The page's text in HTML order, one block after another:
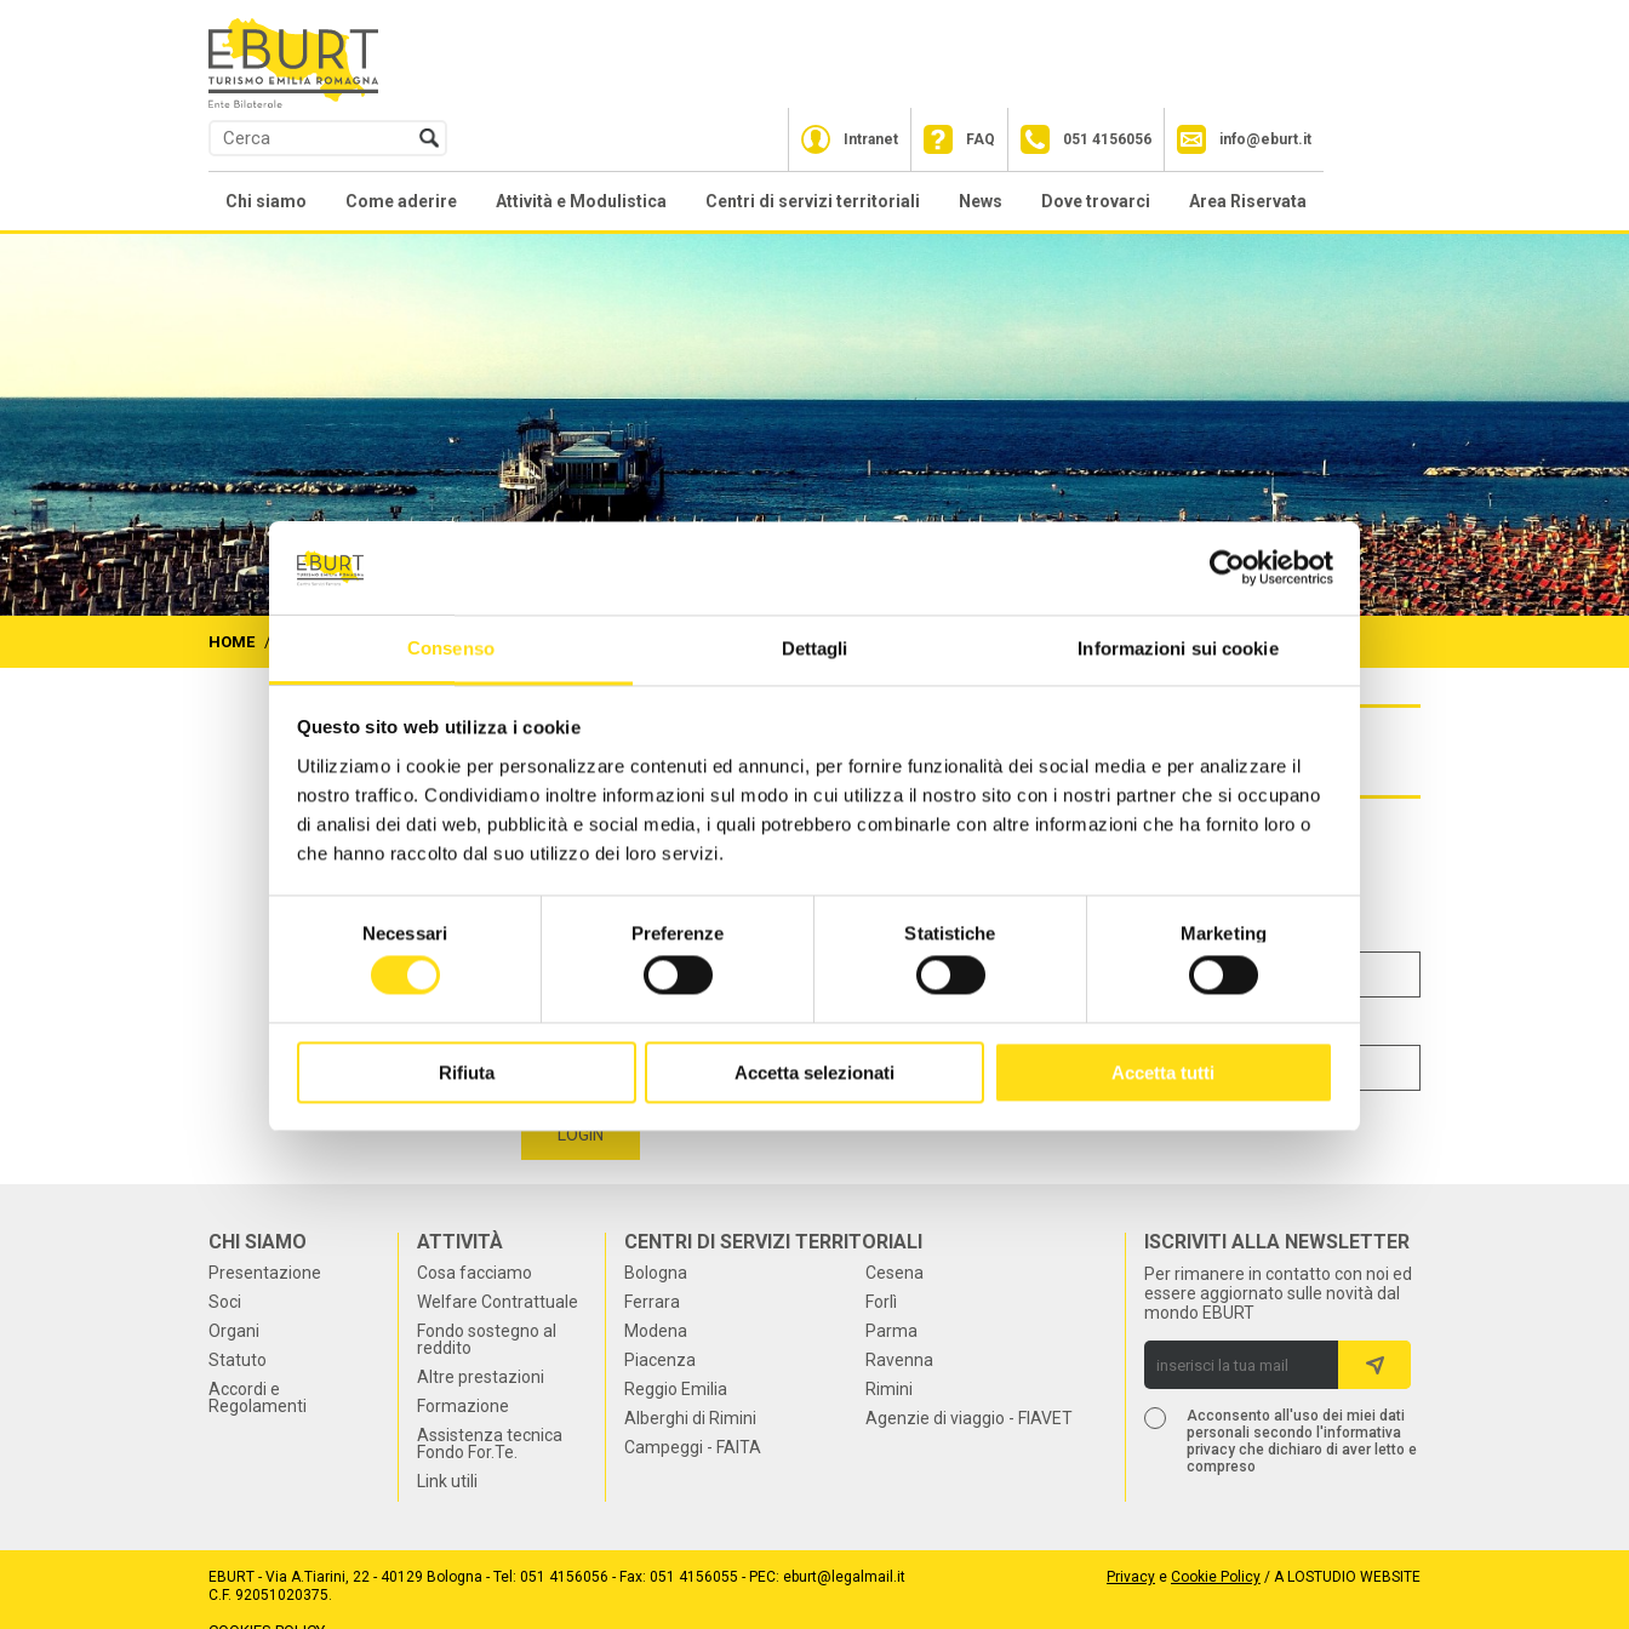
Consenso Dettagli Informazioni sui cookie
Questo sito web utilizza i cookie
Utilizziamo i cookie per personalizzare contenuti ed annunci, per fornire funzionalità dei social media e per analizzare il
nostro traffico. Condividiamo inoltre informazioni sul modo in cui utilizza il nostro sito con i nostri partner che si occupano
di analisi dei dati web, pubblicità e social media, i quali potrebbero combinarle con altre informazioni che ha fornito loro o
che hanno raccolto dal suo utilizzo dei loro servizi.
Necessari Preferenze Statistiche Marketing
Rifiuta Accetta selezionati Accetta tutti
Intranet FAQ 051 4156056 info@eburt.it
Chi siamo
Statuto
Accordi e Regolamenti
Come aderire Attività e Modulistica
Altre prestazioni
Formazione
Centri di servizi territoriali
CST Forlì
CST Modena
CST Ravenna
CST Alberghi di Rimini
News
2022
2021
Dove trovarci Area Riservata
HOME / /LOGIN
LOGIN
Attenzione! Questa pagina è accessibile solo alla segreteria di EBURT.
Password:
CHI SIAMO
Presentazione
Soci
Organi
Statuto
Accordi e
Regolamenti
ATTIVITÀ
Cosa facciamo
Welfare Contrattuale
Fondo sostegno al
reddito
Altre prestazioni
Formazione
Assistenza tecnica
Fondo For.Te.
Link utili
CENTRI DI SERVIZI TERRITORIALI
Bologna
Cesena
Ferrara
Forlì
Modena
Parma
Piacenza
Ravenna
Reggio Emilia
Rimini
Alberghi di Rimini
Agenzie di viaggio - FIAVET
Campeggi - FAITA
ISCRIVITI ALLA NEWSLETTER
Per rimanere in contatto con noi ed
essere aggiornato sulle novità dal
mondo EBURT
Acconsento all'uso dei miei dati
personali secondo l'informativa
privacy che dichiaro di aver letto e
compreso
EBURT - Via A.Tiarini, 22 - 40129 Bologna - Tel: 051 4156056 - Fax: 051 4156055 - PEC: eburt@legalmail.it
C.F. 92051020375.
Privacye Cookie Policy/ A LOSTUDIO WEBSITE